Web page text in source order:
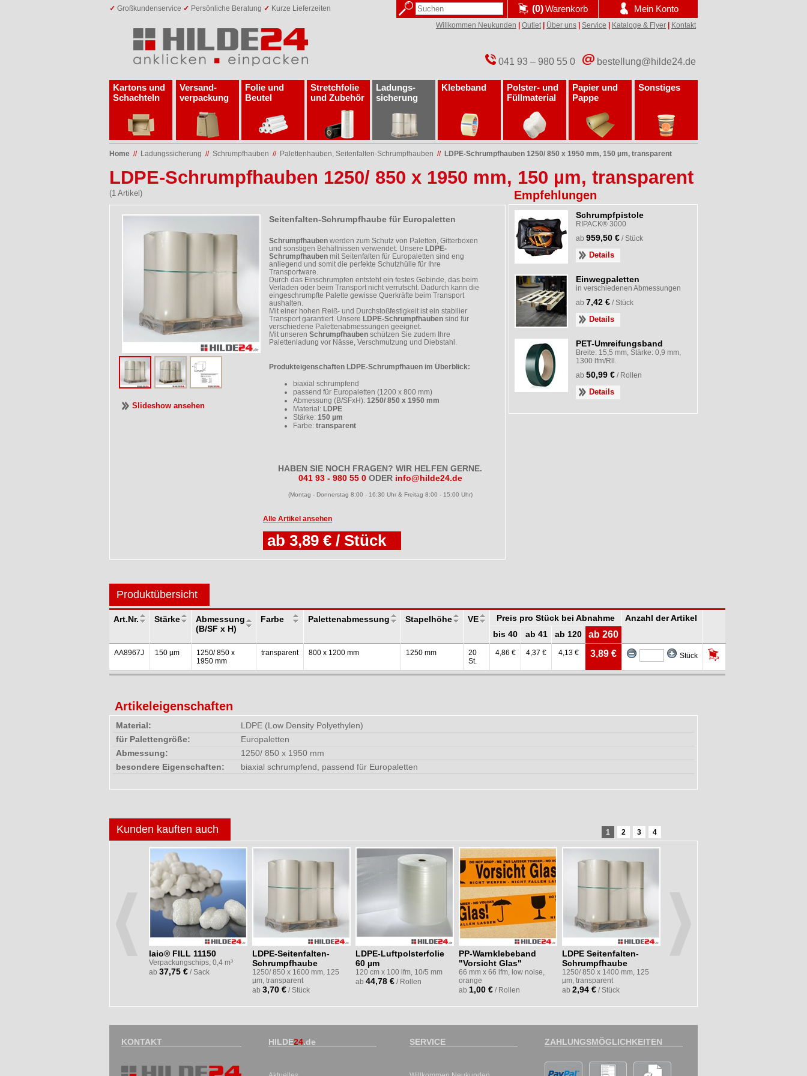
✓ Großkundenservice ✓ Persönliche Beratung ✓ Kurze Lieferzeiten
Willkommen Neukunden Outlet Über uns Service Kataloge & Flyer Kontakt
041 93 – 980 55 0 bestellung@hilde24.de
(0)Warenkorb Mein Konto
Kartons und
Schachteln
Versand­
verpackung
Folie und
Beutel
Stretchfolie
und Zubehör
Ladungs­
sicherung
Klebeband
Polster- und
Füllmaterial
Papier und
Pappe
Sonstiges
Home // Ladungs­sicherung // Schrumpfhauben // Palettenhauben, Seitenfalten-Schrumpfhauben // LDPE-Schrumpfhauben 1250/ 850 x 1950 mm, 150 µm, transparent
LDPE-Schrumpfhauben 1250/ 850 x 1950 mm, 150 µm, transparent
(1 Artikel)
Slideshow ansehen
Seitenfalten-Schrumpfhaube für Europaletten
Schrumpfhauben werden zum Schutz von Paletten, Gitterboxen
und sonstigen Behältnissen verwendet. Unsere LDPE-
Schrumpfhauben mit Seitenfalten für Europaletten sind eng
anliegend und somit die perfekte Schutzhülle für Ihre
Transportware.
Durch das Einschrumpfen entsteht ein festes Gebinde, das beim
Verladen oder beim Transport nicht verrutscht. Dadurch kann die
eingeschrumpfte Palette gewisse Querkräfte beim Transport
aushalten.
Mit einer hohen Reiß- und Durchstoßfestigkeit ist ein stabilier
Transport garantiert. Unsere LDPE-Schrumpfhauben sind für
verschiedene Palettenabmessungen geeignet.
Mit unseren Schrumpfhauben schützen Sie zudem Ihre
Palettenladung vor Nässe, Verschmutzung und Diebstahl.
Produkteigenschaften LDPE-Schrumpfhauen im Überblick:
biaxial schrumpfend
passend für Europaletten (1200 x 800 mm)
Abmessung (B/SFxH): 1250/ 850 x 1950 mm
Material: LDPE
Stärke: 150 µm
Farbe: transparent
HABEN SIE NOCH FRAGEN? WIR HELFEN GERNE.
041 93 - 980 55 0 ODER info@hilde24.de
(Montag - Donnerstag 8:00 - 16:30 Uhr & Freitag 8:00 - 15:00 Uhr)
Alle Artikel ansehen
ab 3,89 € / Stück
Empfehlungen
Schrumpfpistole
RIPACK® 3000
ab 959,50 € / Stück
Details
Einwegpaletten
in verschiedenen Abmessungen
ab 7,42 € / Stück
Details
PET-Umreifungsband
Breite: 15,5 mm, Stärke: 0,9 mm,
1300 lfm/Rll.
ab 50,99 € / Rollen
Details
Produktübersicht
Art.Nr. Stärke
Abmessung
(B/SF x H)
Farbe Palettenabmessung Stapelhöhe VE Preis pro Stück bei Abnahme
Anzahl der Artikel
bis 40
ab 41 ab 120 ab 260
AA8967J 150 µm
1250/ 850 x
1950 mm
transparent 800 x 1200 mm 1250 mm
20
St.
4,86 € 4,37 € 4,13 € 3,89 € Stück
Artikeleigenschaften
Material:
LDPE (Low Density Polyethylen)
für Palettengröße:
Europaletten
Abmessung:
1250/ 850 x 1950 mm
besondere Eigenschaften:
biaxial schrumpfend, passend für Europaletten
Kunden kauften auch
laio® FILL 11150
Verpackungschips, 0,4 m³
ab 37,75 € / Sack
LDPE-Seitenfalten-
Schrumpfhaube
1250/ 850 x 1600 mm, 125
µm, transparent
ab 3,70 € / Stück
LDPE-Luftpolsterfolie
60 µm
120 cm x 100 lfm, 10/5 mm
ab 44,78 € / Rollen
PP-Warnklebeband
"Vorsicht Glas"
66 mm x 66 lfm, low noise,
orange
ab 1,00 € / Rollen
LDPE Seitenfalten-
Schrumpfhaube
1250/ 850 x 1400 mm, 125
µm, transparent
ab 2,94 € / Stück
1 2 3 4
KONTAKT HILDE24.de SERVICE ZAHLUNGSMÖGLICHKEITEN